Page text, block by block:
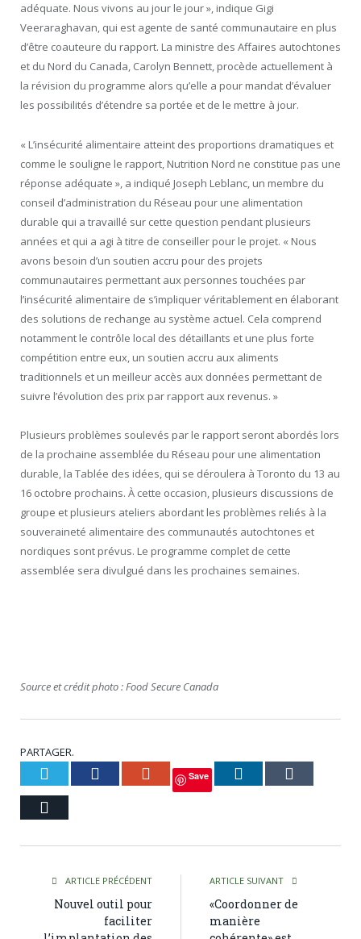
adéquate. Nous vivons au jour le jour », indique Gigi
Veeraraghavan, qui est agente de santé communautaire en plus
d’être coauteure du rapport. La ministre des Affaires autochtones
et du Nord du Canada, Carolyn Bennett, procède actuellement à
la révision du programme alors qu’elle a pour mandat d’évaluer
les possibilités d’étendre sa portée et de le mettre à jour.
« L’insécurité alimentaire atteint des proportions dramatiques et
comme le souligne le rapport, Nutrition Nord ne constitue pas une
réponse adéquate », a indiqué Joseph Leblanc, un membre du
conseil d’administration du Réseau pour une alimentation
durable qui a travaillé sur cette question pendant plusieurs
années et qui a agi à titre de conseiller pour le projet. « Nous
avons besoin d’un soutien accru pour des projets
communautaires permettant aux personnes touchées par
l’insécurité alimentaire de s’impliquer véritablement en élaborant
des solutions de rechange au système actuel. Cela comprend
notamment le contrôle local des détaillants et une plus forte
compétition entre eux, un soutien accru aux aliments
traditionnels et un meilleur accès aux données permettant de
suivre l’évolution des prix par rapport aux revenus. »
Plusieurs problèmes soulevés par le rapport seront abordés lors
de la prochaine assemblée du Réseau pour une alimentation
durable, la Tablée des idées, qui se déroulera à Toronto du 13 au
16 octobre prochains. À cette occasion, plusieurs discussions de
groupe et plusieurs ateliers abordant les problèmes reliés à la
souveraineté alimentaire des communautés autochtones et
nordiques sont prévus. Le programme complet de cette
assemblée sera divulgué dans les prochaines semaines.
Source et crédit photo : Food Secure Canada
PARTAGER.
Twitter Facebook Google+
Save LinkedIn
ARTICLE PRÉCÉDENT
Nouvel outil pour
faciliter
ARTICLE SUIVANT
«Coordonner de
manière